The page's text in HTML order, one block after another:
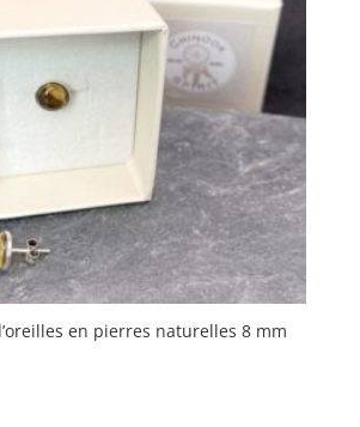
en pierres naturelles 8 mm